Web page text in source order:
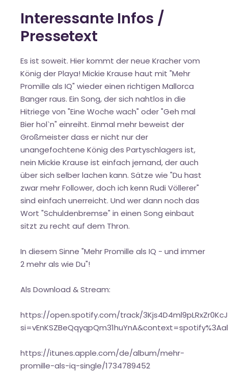
Interessante Infos /
Pressetext
Es ist soweit. Hier kommt der neue Kracher vom
König der Playa! Mickie Krause haut mit "Mehr
Promille als IQ" wieder einen richtigen Mallorca
Banger raus. Ein Song, der sich nahtlos in die
Hitriege von "Eine Woche wach" oder "Geh mal
Bier hol`n" einreiht. Einmal mehr beweist der
Großmeister dass er nicht nur der
unangefochtene König des Partyschlagers ist,
nein Mickie Krause ist einfach jemand, der auch
über sich selber lachen kann. Sätze wie "Du hast
zwar mehr Follower, doch ich kenn Rudi Völlerer"
sind einfach unerreicht. Und wer dann noch das
Wort "Schuldenbremse" in einen Song einbaut
sitzt zu recht auf dem Thron.
In diesem Sinne "Mehr Promille als IQ - und immer
2 mehr als wie Du"!
Als Download & Stream:
https://open.spotify.com/track/
https://itunes.apple.com/de/album/mehr-
promille-als-iq-single/1734789452